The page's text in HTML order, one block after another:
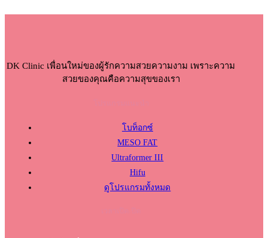
DK Clinic เพื่อนใหม่ของผู้รักความสวยความงาม เพราะความ
สวยของคุณคือความสุขของเรา
โบท็อกซ์
MESO FAT
Ultraformer III
Hifu
ดูโปรแกรมทั้งหมด